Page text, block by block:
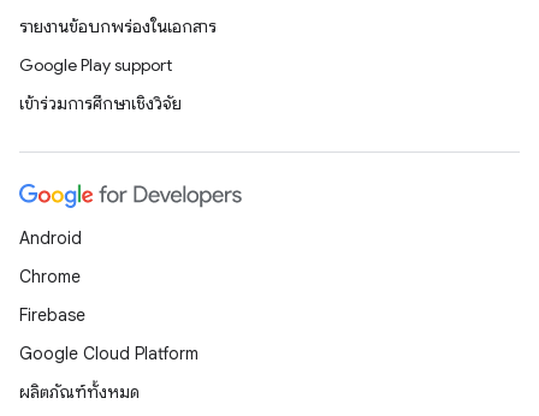
รายงานข้อบกพร่องในเอกสาร
Google Play support
เข้าร่วมการศึกษาเชิงวิจัย
Android
Chrome
Firebase
Google Cloud Platform
ผลิตภัณฑ์ทั้งหมด